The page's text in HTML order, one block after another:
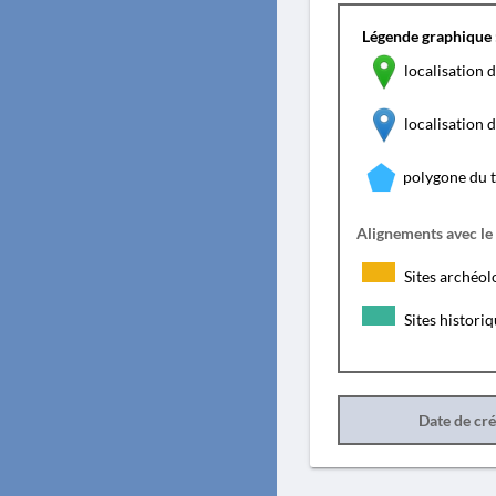
Légende graphique
localisation
localisation
polygone du
Alignements avec
Sites
Sites
Date de